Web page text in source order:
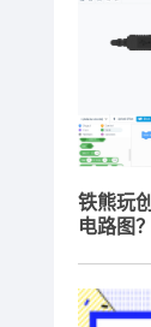
铁熊玩
电路图？